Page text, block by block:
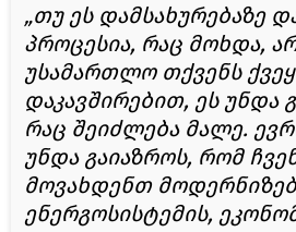
„თუ ეს დამსახურებაზე
პროცესია, რაც მოხდა,
უსამართლო თქვენს
დაკავშირებით, ეს უნდა
რაც შეიძლება მალე.
უნდა გაიაზროს, რომ
მოვახდენთ
ენერგოსისტემის,